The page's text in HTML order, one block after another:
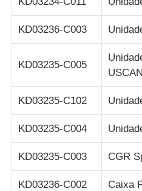
Glory NMD Peças para
Peças para ATM OKI
Peças genmega atm
Aceitante de faturas
Classificador de notas
KD03236-C003
KD03235-C005
USCAN
KD03235-C102
KD03235-C004
KD03235-C003 CGR
KD03236-C002 Caixa